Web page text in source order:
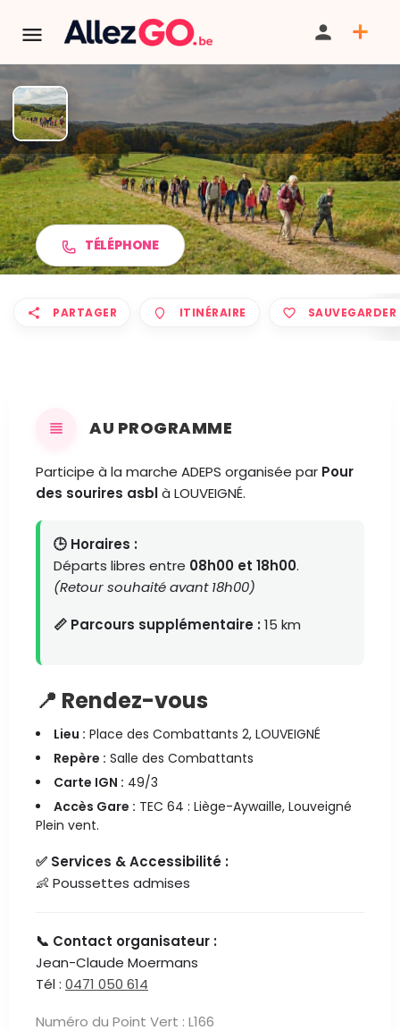
Marche ADEPS à LOUVEIGNÉ
TÉLÉPHONE
PARTAGER ITINÉRAIRE SAUVEGARDER
AU PROGRAMME
Participe à la marche ADEPS organisée par Pour
des sourires asblà LOUVEIGNÉ.
🕒 Horaires :
Départs libres entre 08h00 et 18h00.
(Retour souhaité avant 18h00)
📏 Parcours supplémentaire :15 km
📍 Rendez-vous
Lieu : Place des Combattants 2, LOUVEIGNÉ
Repère : Salle des Combattants
Carte IGN : 49/3
Accès Gare : TEC 64 : Liège-Aywaille, Louveigné
Plein vent.
✅ Services & Accessibilité :
👶 Poussettes admises
📞 Contact organisateur :
Jean-Claude Moermans
Tél : 0471 050 614
Numéro du Point Vert : L166